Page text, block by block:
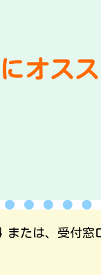
オスス
または、受付窓